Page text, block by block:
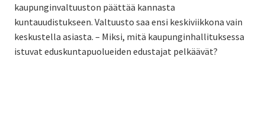
kaupunginvaltuuston päättää kannasta
kuntauudistukseen. Valtuusto saa ensi keskiviikkona vain
keskustella asiasta. – Miksi, mitä kaupunginhallituksessa
istuvat eduskuntapuolueiden edustajat pelkäävät?